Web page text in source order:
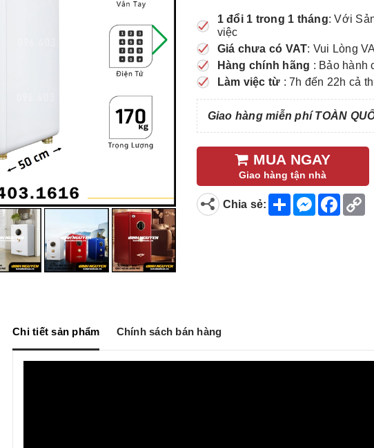
1 đổi 1 trong 1 tháng: Với
việc
Giá chưa có VAT: Vui Lòng
Hàng chính hãng : Bảo hành
Làm việc từ : 7h đến 22h cả
Giao hàng miễn phí TOÀN
MUA NGAY
Giao hàng tận nhà
Chia sẻ:
S
h
M
e
F
C
Chi tiết sản phẩm Chính sách bán hàng